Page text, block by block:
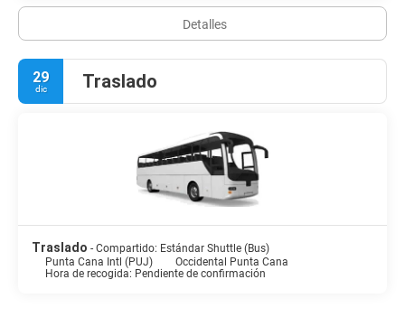
Detalles
29
dic Traslado
Traslado - Compartido: Estándar Shuttle (Bus)
Punta Cana Intl (PUJ)
Occidental Punta Cana
Hora de recogida: Pendiente de confirmación